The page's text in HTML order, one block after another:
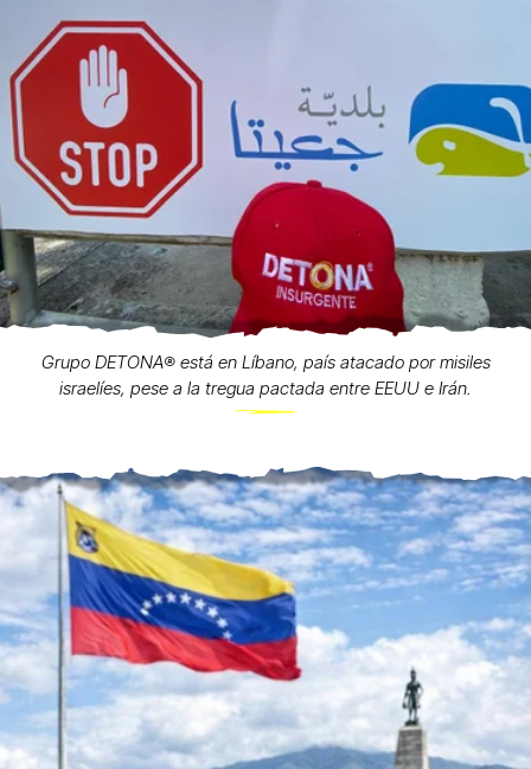
Grupo DETONA®️ está en Líbano, país atacado por misiles
israelíes, pese a la tregua pactada entre EEUU e Irán.